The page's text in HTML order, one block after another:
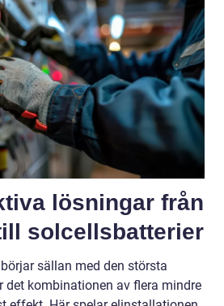
lösningar från
solcellsbatterier
sällan med den största
det kombinationen av flera mindre